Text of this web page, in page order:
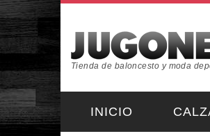
Tienda de baloncesto y moda
INICIO